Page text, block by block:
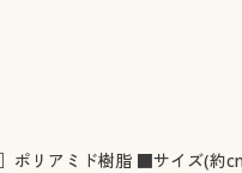
ポリアミド樹脂 ■サイズ(約